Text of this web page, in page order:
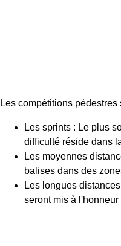
Les compétitions
Les sprints : Le plus
difficulté réside dans
Les moyennes
balises dans des
Les longues
seront mis à